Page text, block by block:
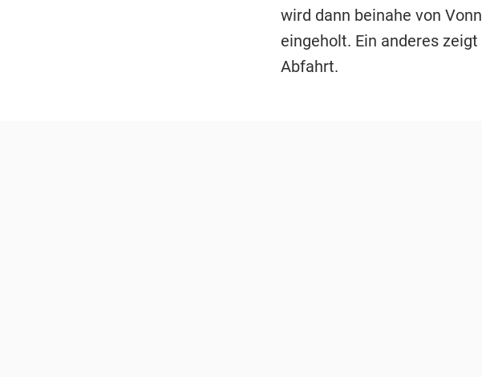
wird dann beinahe von
eingeholt. Ein anderes
Abfahrt.